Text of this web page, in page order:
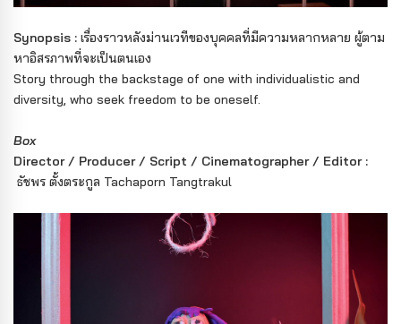
Synopsis : เรื่องราวหลังม่านเวทีของบุคคลที่มีความหลากหลาย ผู้ตาม
หาอิสรภาพที่จะเป็นตนเอง
Story through the backstage of one with individualistic and
diversity, who seek freedom to be oneself.
Box
Director / Producer / Script / Cinematographer / Editor :
ธัชพร ตั้งตระกูล Tachaporn Tangtrakul